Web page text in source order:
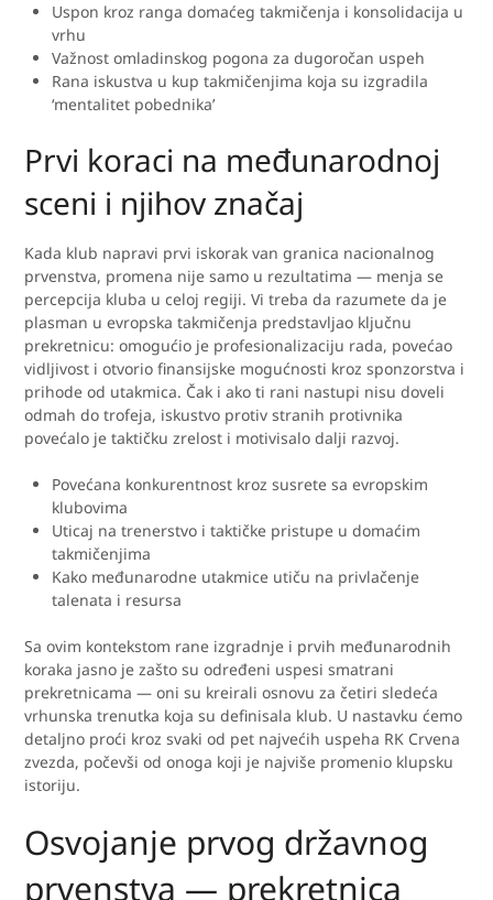
Uspon kroz ranga domaćeg takmičenja i konsolidacija u
vrhu
Važnost omladinskog pogona za dugoročan uspeh
Rana iskustva u kup takmičenjima koja su izgradila
‘mentalitet pobednika’
Prvi koraci na međunarodnoj
sceni i njihov značaj
Kada klub napravi prvi iskorak van granica nacionalnog
prvenstva, promena nije samo u rezultatima — menja se
percepcija kluba u celoj regiji. Vi treba da razumete da je
plasman u evropska takmičenja predstavljao ključnu
prekretnicu: omogućio je profesionalizaciju rada, povećao
vidljivost i otvorio finansijske mogućnosti kroz sponzorstva i
prihode od utakmica. Čak i ako ti rani nastupi nisu doveli
odmah do trofeja, iskustvo protiv stranih protivnika
povećalo je taktičku zrelost i motivisalo dalji razvoj.
Povećana konkurentnost kroz susrete sa evropskim
klubovima
Uticaj na trenerstvo i taktičke pristupe u domaćim
takmičenjima
Kako međunarodne utakmice utiču na privlačenje
talenata i resursa
Sa ovim kontekstom rane izgradnje i prvih međunarodnih
koraka jasno je zašto su određeni uspesi smatrani
prekretnicama — oni su kreirali osnovu za četiri sledeća
vrhunska trenutka koja su definisala klub. U nastavku ćemo
detaljno proći kroz svaki od pet najvećih uspeha RK Crvena
zvezda, počevši od onoga koji je najviše promenio klupsku
istoriju.
Osvojanje prvog državnog
prvenstva — prekretnica